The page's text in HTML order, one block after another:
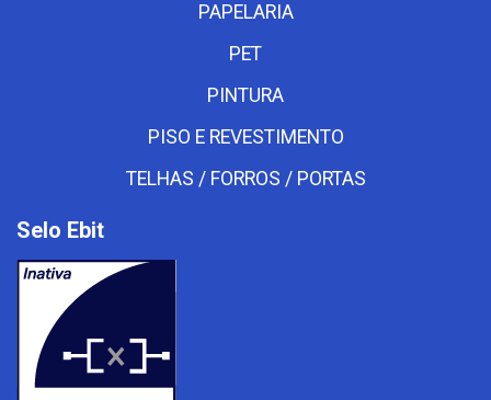
PAPELARIA
PET
PINTURA
PISO E REVESTIMENTO
TELHAS / FORROS / PORTAS
Selo Ebit